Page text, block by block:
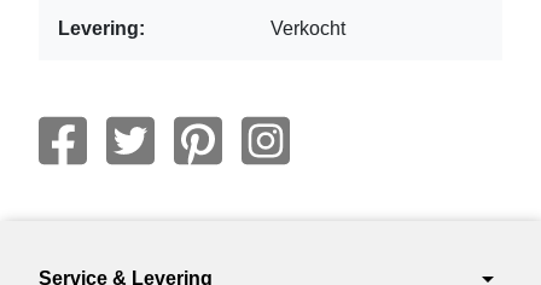
Levering: Verkocht
Service & Levering